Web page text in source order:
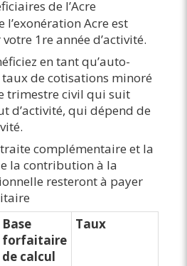
de l’Acre
l’exonération Acre est
1re année d’activité.
en tant qu’auto-
de cotisations minoré
trimestre civil qui suit
d’activité, qui dépend de
complémentaire et la
la contribution à la
resteront à payer
Base
forfaitaire
de calcul
Taux